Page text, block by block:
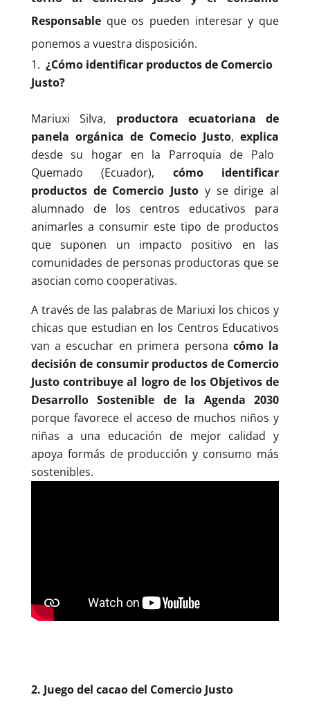
Responsableque os pueden interesar y que
ponemos a vuestra disposición.
¿Cómo identificar productos de Comercio
Justo?
Mariuxi Silva, productora ecuatoriana de
panela orgánica de Comecio Justo,explica
desde su hogar en la Parroquia de Palo
Quemado (Ecuador), cómo identificar
productos de Comercio Justo y se dirige al
alumnado de los centros educativos para
animarles a consumir este tipo de productos
que suponen un impacto positivo en las
comunidades de personas productoras que se
asocian como cooperativas.
A través de las palabras de Mariuxi los chicos y
chicas que estudian en los Centros Educativos
van a escuchar en primera persona cómo la
decisión de consumir productos de Comercio
Justo contribuye al logro de los Objetivos de
Desarrollo Sostenible de la Agenda 2030
porque favorece el acceso de muchos niños y
niñas a una educación de mejor calidad y
apoya formás de producción y consumo más
sostenibles.
2. Juego del cacao del Comercio Justo